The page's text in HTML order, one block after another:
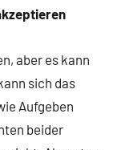
aber es kann
sich das
Aufgeben
beider